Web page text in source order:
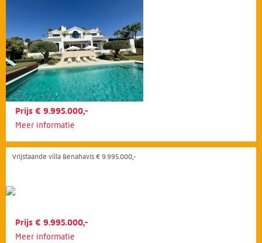
Prijs € 9.995.000,-
Meer informatie
Vrijstaande villa Benahavís € 9.995.000,-
Prijs € 9.995.000,-
Meer informatie